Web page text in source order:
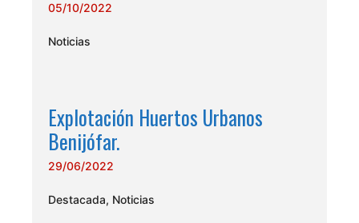
05/10/2022
Noticias
Explotación Huertos Urbanos
Benijófar.
29/06/2022
Destacada, Noticias